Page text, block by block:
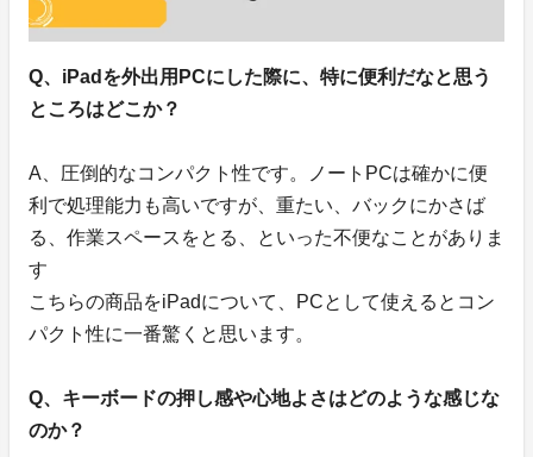
Q、iPadを外出用PCにした際に、特に便利だなと思う
ところはどこか？
A、圧倒的なコンパクト性です。ノートPCは確かに便
利で処理能力も高いですが、重たい、バックにかさば
る、作業スペースをとる、といった不便なことがありま
す
こちらの商品をiPadについて、PCとして使えるとコン
パクト性に一番驚くと思います。
Q、キーボードの押し感や心地よさはどのような感じな
のか？